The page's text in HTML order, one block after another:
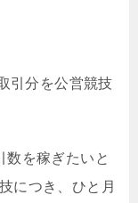
引分を公営競技
数を稼ぎたいと
につき、ひと月